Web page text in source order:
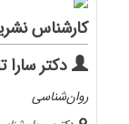
کارشناس
دکتر سارا
روان‌شناسی